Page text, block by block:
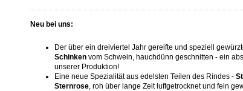
Neu bei uns:
Der über ein dreiviertel Jahr gereifte und speziell
Schinken vom Schwein, hauchdünn geschnitten - ein
unserer Produktion!
Eine neue Spezialität aus edelsten Teilen des Rindes -
Sternrose, roh über lange Zeit luftgetrocknet und fein